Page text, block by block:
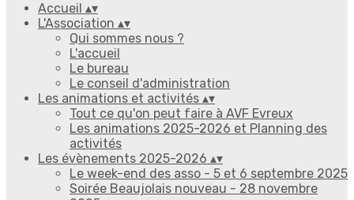
Accueil ▴▾
L'Association ▴▾
Qui sommes nous ?
L'accueil
Le bureau
Le conseil d'administration
Les animations et activités ▴▾
Tout ce qu'on peut faire à AVF Evreux
Les animations 2025-2026 et Planning des
activités
Les évènements 2025-2026 ▴▾
Le week-end des asso - 5 et 6 septembre 2025
Soirée Beaujolais nouveau - 28 novembre